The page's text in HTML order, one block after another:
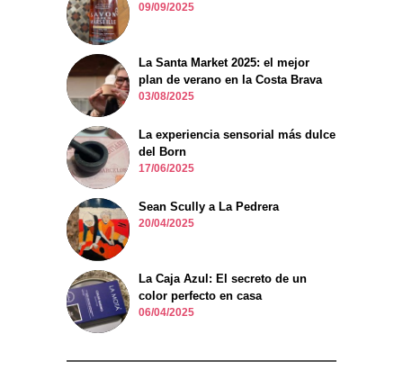
09/09/2025
La Santa Market 2025: el mejor
plan de verano en la Costa Brava
03/08/2025
La experiencia sensorial más dulce
del Born
17/06/2025
Sean Scully a La Pedrera
20/04/2025
La Caja Azul: El secreto de un
color perfecto en casa
06/04/2025